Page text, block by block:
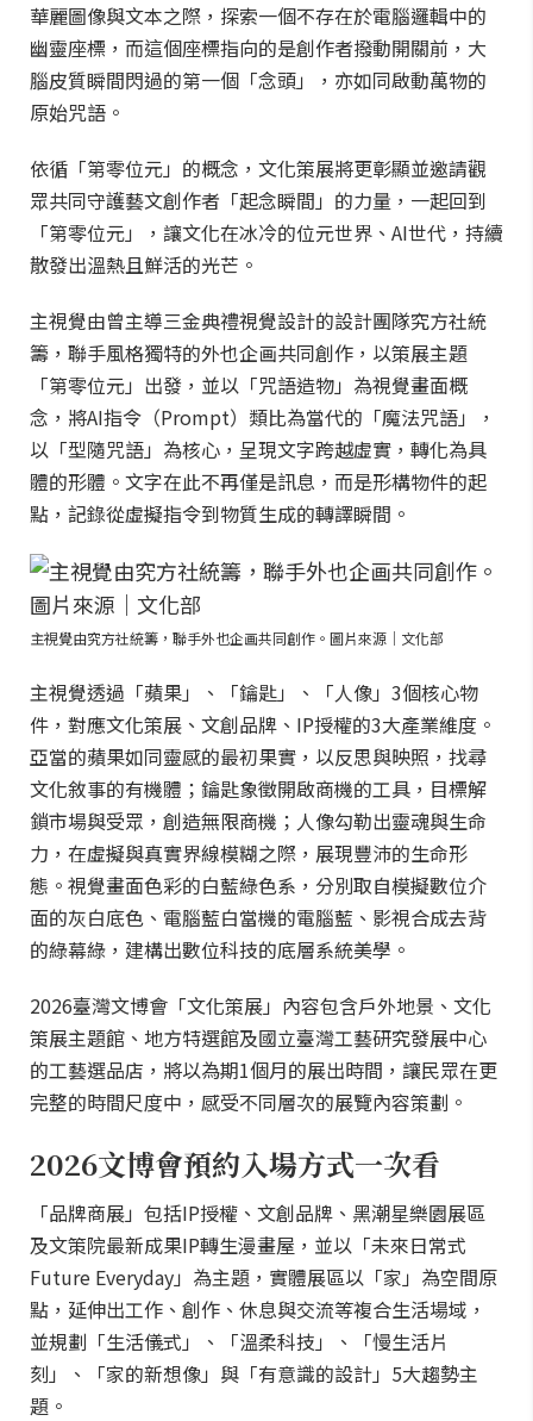
華麗圖像與文本之際，探索一個不存在於電腦邏輯中的
幽靈座標，而這個座標指向的是創作者撥動開關前，大
腦皮質瞬間閃過的第一個「念頭」，亦如同啟動萬物的
原始咒語。
依循「第零位元」的概念，文化策展將更彰顯並邀請觀
眾共同守護藝文創作者「起念瞬間」的力量，一起回到
「第零位元」，讓文化在冰冷的位元世界、AI世代，持續
散發出溫熱且鮮活的光芒。
主視覺由曾主導三金典禮視覺設計的設計團隊究方社統
籌，聯手風格獨特的外也企画共同創作，以策展主題
「第零位元」出發，並以「咒語造物」為視覺畫面概
念，將AI指令（Prompt）類比為當代的「魔法咒語」，
以「型隨咒語」為核心，呈現文字跨越虛實，轉化為具
體的形體。文字在此不再僅是訊息，而是形構物件的起
點，記錄從虛擬指令到物質生成的轉譯瞬間。
主視覺由究方社統籌，聯手外也企画共同創作。圖片來源｜文化部
主視覺透過「蘋果」、「鑰匙」、「人像」3個核心物
件，對應文化策展、文創品牌、IP授權的3大產業維度。
亞當的蘋果如同靈感的最初果實，以反思與映照，找尋
文化敘事的有機體；鑰匙象徵開啟商機的工具，目標解
鎖市場與受眾，創造無限商機；人像勾勒出靈魂與生命
力，在虛擬與真實界線模糊之際，展現豐沛的生命形
態。視覺畫面色彩的白藍綠色系，分別取自模擬數位介
面的灰白底色、電腦藍白當機的電腦藍、影視合成去背
的綠幕綠，建構出數位科技的底層系統美學。
2026臺灣文博會「文化策展」內容包含戶外地景、文化
策展主題館、地方特選館及國立臺灣工藝研究發展中心
的工藝選品店，將以為期1個月的展出時間，讓民眾在更
完整的時間尺度中，感受不同層次的展覽內容策劃。
2026文博會預約入場方式一次看
「品牌商展」包括IP授權、文創品牌、黑潮星樂園展區
及文策院最新成果IP轉生漫畫屋，並以「未來日常式
Future Everyday」為主題，實體展區以「家」為空間原
點，延伸出工作、創作、休息與交流等複合生活場域，
並規劃「生活儀式」、「溫柔科技」、「慢生活片
刻」、「家的新想像」與「有意識的設計」5大趨勢主
題。